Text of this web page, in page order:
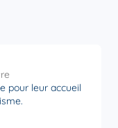
pour leur accueil